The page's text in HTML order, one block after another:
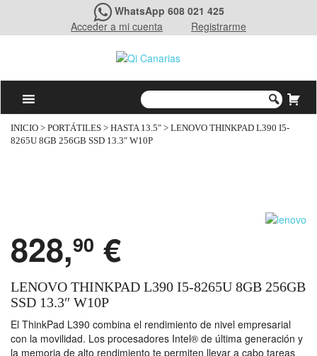
WhatsApp 608 021 425
Acceder a mi cuenta
Registrarme
INICIO > PORTÁTILES > HASTA 13.5" > LENOVO THINKPAD L390 I5-
8265U 8GB 256GB SSD 13.3″ W10P
828,90 €
LENOVO THINKPAD L390 I5-8265U 8GB 256GB
SSD 13.3″ W10P
El ThinkPad L390 combina el rendimiento de nivel empresarial
con la movilidad. Los procesadores Intel® de última generación y
la memoria de alto rendimiento te permiten llevar a cabo tareas